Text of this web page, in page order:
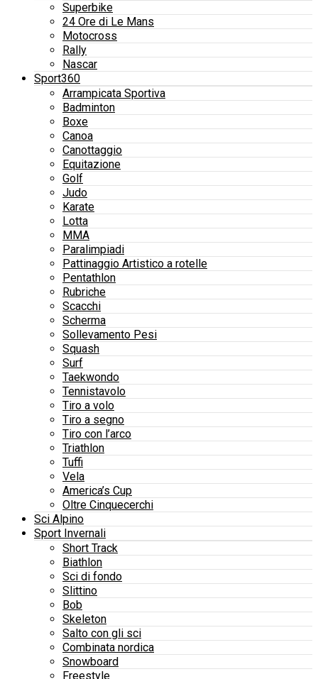
Superbike
24 Ore di Le Mans
Motocross
Rally
Nascar
Sport360
Arrampicata Sportiva
Badminton
Boxe
Canoa
Canottaggio
Equitazione
Golf
Judo
Karate
Lotta
MMA
Paralimpiadi
Pattinaggio Artistico a rotelle
Pentathlon
Rubriche
Scacchi
Scherma
Sollevamento Pesi
Squash
Surf
Taekwondo
Tennistavolo
Tiro a volo
Tiro a segno
Tiro con l’arco
Triathlon
Tuffi
Vela
America’s Cup
Oltre Cinquecerchi
Sci Alpino
Sport Invernali
Short Track
Biathlon
Sci di fondo
Slittino
Bob
Skeleton
Salto con gli sci
Combinata nordica
Snowboard
Freestyle